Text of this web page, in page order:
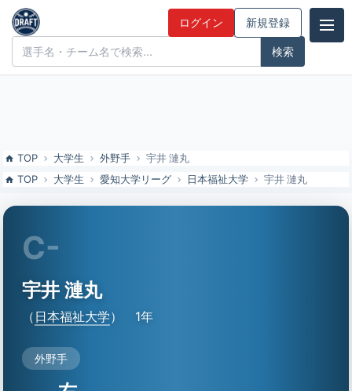
宇井 漣丸（日本福祉大）の特徴とドラフト評価 | ドラフト候補とみん
なの評価
ドラフト候補とみんなの評価 ログイン 新規登録
TOP 大学生 外野手
宇井 漣丸
TOP
大学生 愛知大学リーグ 日本福祉大学 宇井 漣丸
C-
宇井 漣丸
（ 日本福祉大学） 1年
外野手